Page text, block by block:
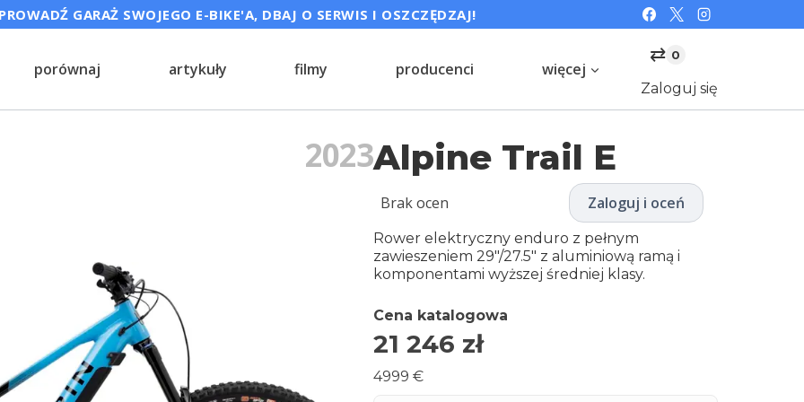
GARAŻ SWOJEGO E-BIKE'A, DBAJ O SERWIS I OSZCZĘDZAJ!
porównaj artykuły filmy producenci więcej
⇄ 0
Zaloguj się
2023Alpine Trail E
Brak ocen Zaloguj i oceń
Rower elektryczny enduro z pełnym
zawieszeniem 29″/27.5″ z aluminiową ramą i
komponentami wyższej średniej klasy.
Cena katalogowa
21 246 zł
4999 €